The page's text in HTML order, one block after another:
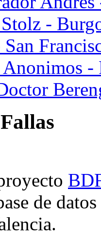
-
San
Anonimos
de